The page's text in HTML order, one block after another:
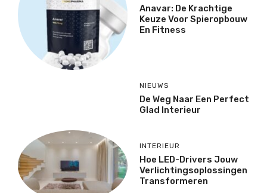
Anavar: De Krachtige
Keuze Voor Spieropbouw
En Fitness
NIEUWS
De Weg Naar Een Perfect
Glad Interieur
INTERIEUR
Hoe LED-Drivers Jouw
Verlichtingsoplossingen
Transformeren